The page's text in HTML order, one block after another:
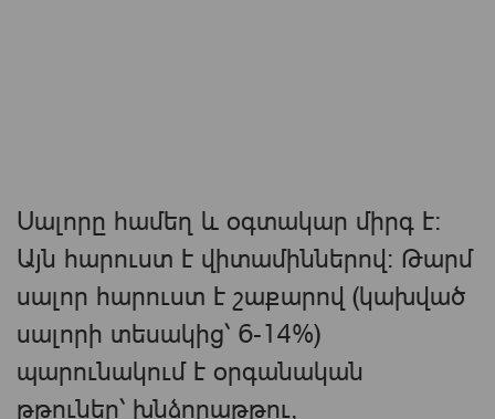
Սալորը համեղ և օգտակար միրգ է։
Այն հարուստ է վիտամիններով։ Թարմ
սալոր հարուստ է շաքարով (կախված
սալորի տեսակից՝ 6-14%)
պարունակում է օրգանական
թթուներ՝ խնձորաթթու,